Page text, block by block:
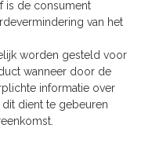
is de consument
van het
worden gesteld voor
wanneer door de
informatie over
dient te gebeuren